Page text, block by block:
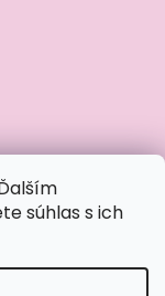
súhlas s ich
opýtať?